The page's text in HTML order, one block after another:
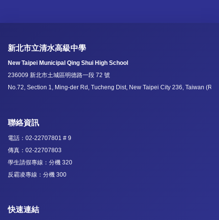
新北市立清水高級中學
New Taipei Municipal Qing Shui High School
236009 新北市土城區明德路一段 72 號
No.72, Section 1, Ming-der Rd, Tucheng Dist, New Taipei City 236, Taiwan
聯絡資訊
電話：02-22707801 # 9
傳真：02-22707803
學生請假專線：分機 320
反霸凌專線：分機 300
快速連結